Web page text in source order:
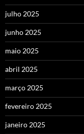
julho 2025
junho 2025
maio 2025
abril 2025
março 2025
fevereiro 2025
janeiro 2025